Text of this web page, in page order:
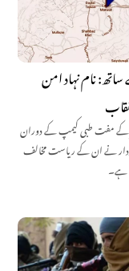
نام نہاد امن
کے مفت طبی کیمپ کے دوران
نے ان کے ریاست مخالف
ہے۔